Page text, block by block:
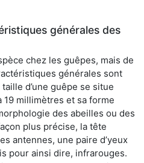
générales des
chez les guêpes, mais de
générales sont
d’une guêpe se situe
19 millimètres et sa forme
des abeilles ou des
plus précise, la tête
antennes, une paire d’yeux
pour ainsi dire, infrarouges.